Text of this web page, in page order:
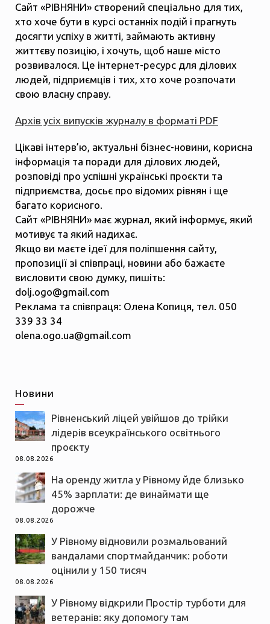
Сайт «РІВНЯНИ» створений спеціально для тих,
хто хоче бути в курсі останніх подій і прагнуть
досягти успіху в житті, займають активну
життєву позицію, і хочуть, щоб наше місто
розвивалося. Це інтернет-ресурс для ділових
людей, підприємців і тих, хто хоче розпочати
свою власну справу.
Архів усіх випусків журналу в форматі PDF
Цікаві інтерв’ю, актуальні бізнес-новини, корисна
інформація та поради для ділових людей,
розповіді про успішні українські проєкти та
підприємства, досьє про відомих рівнян і ще
багато корисного.
Сайт «РІВНЯНИ» має журнал, який інформує, який
мотивує та який надихає.
Якщо ви маєте ідеї для поліпшення сайту,
пропозиції зі співпраці, новини або бажаєте
висловити свою думку, пишіть:
dolj.ogo@gmail.com
Реклама та співпраця: Олена Копиця, тел. 050
339 33 34
olena.ogo.ua@gmail.com
Новини
Рівненський ліцей увійшов до трійки
лідерів всеукраїнського освітнього
проєкту
08.08.2026
На оренду житла у Рівному йде близько
45% зарплати: де винаймати ще
дорожче
08.08.2026
У Рівному відновили розмальований
вандалами спортмайданчик: роботи
оцінили у 150 тисяч
08.08.2026
У Рівному відкрили Простір турботи для
ветеранів: яку допомогу там